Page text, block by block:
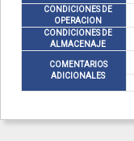
CONDICIONES DE
OPERACION
CONDICIONES DE
ALMACENAJE
COMENTARIOS
ADICIONALES